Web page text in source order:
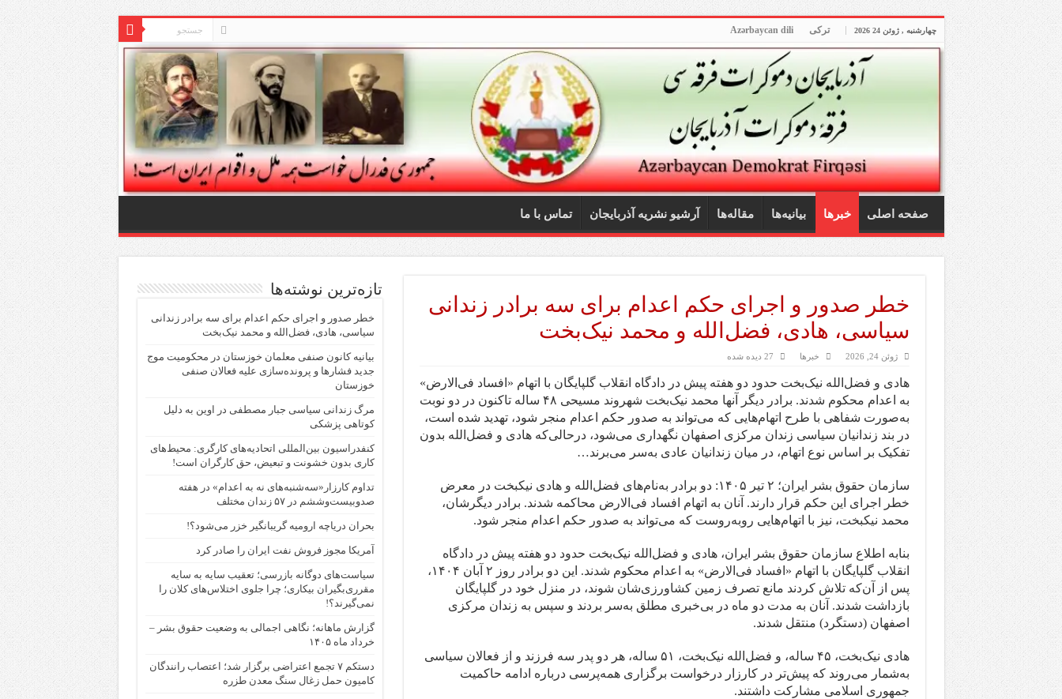
چهارشنبه , ژوئن 24 2026 ترکی Azərbaycan dili
صفحه اصلی خبرها بیانیه‌ها مقاله‌ها آرشیو نشریه آذربایجان تماس با ما
خطر صدور و اجرای حکم اعدام برای سه برادر زندانی
سیاسی، هادی، فضل‌الله و محمد نیک‌بخت
ژوئن 24, 2026 خبرها 27 دیده شده
هادی و فضل‌الله نیک‌بخت حدود دو هفته پیش در دادگاه انقلاب گلپایگان با اتهام «افساد فی‌الارض»
به اعدام محکوم شدند. برادر دیگر آنها محمد نیک‌بخت شهروند مسیحی ۴۸ ساله تاکنون در دو نوبت
به‌صورت شفاهی با طرح اتهام‌هایی که می‌تواند به صدور حکم اعدام منجر شود، تهدید شده است،
در بند زندانیان سیاسی زندان مرکزی اصفهان نگهداری می‌شود، درحالی‌که هادی و فضل‌الله بدون
تفکیک بر اساس نوع اتهام، در میان زندانیان عادی به‌سر می‌برند…
سازمان حقوق بشر ایران؛ ۲ تیر ۱۴۰۵: دو برادر به‌نام‌های فضل‌الله و هادی نیکبخت در معرض
خطر اجرای این حکم قرار دارند. آنان به اتهام افساد فی‌الارض محاکمه شدند. برادر دیگرشان،
محمد نیکبخت، نیز با اتهام‌هایی روبه‌روست که می‌تواند به صدور حکم اعدام منجر شود.
بنابه اطلاع سازمان حقوق بشر ایران، هادی و فضل‌الله نیک‌بخت حدود دو هفته پیش در دادگاه
انقلاب گلپایگان با اتهام «افساد فی‌الارض» به اعدام محکوم شدند. این دو برادر روز ۲ آبان ۱۴۰۴،
پس از آن‌که تلاش کردند مانع تصرف زمین کشاورزی‌شان شوند، در منزل خود در گلپایگان
بازداشت شدند. آنان به مدت دو ماه در بی‌خبری مطلق به‌سر بردند و سپس به زندان مرکزی
اصفهان (دستگرد) منتقل شدند.
هادی نیک‌بخت، ۴۵ ساله، و فضل‌الله نیک‌بخت، ۵۱ ساله، هر دو پدر سه فرزند و از فعالان سیاسی
به‌شمار می‌روند که پیش‌تر در کارزار درخواست برگزاری همه‌پرسی درباره ادامه حاکمیت
جمهوری اسلامی مشارکت داشتند.
تازه‌ترین نوشته‌ها
خطر صدور و اجرای حکم اعدام برای سه برادر زندانی
سیاسی، هادی، فضل‌الله و محمد نیک‌بخت
بیانیه کانون صنفی معلمان خوزستان در محکومیت موج
جدید فشارها و پرونده‌سازی علیه فعالان صنفی
خوزستان
مرگ زندانی سیاسی جبار مصطفی در اوین به دلیل
کوتاهی پزشکی
کنفدراسیون بین‌المللی اتحادیه‌های کارگری: محیط‌های
کاری بدون خشونت و تبعیض، حق کارگران است!
تداوم کارزار«سه‌شنبه‌های نه به اعدام» در هفته
صدوبیست‌وششم در ۵۷ زندان مختلف
بحران دریاچه ارومیه گریبانگیر خزر می‌شود؟!
آمریکا مجوز فروش نفت ایران را صادر کرد
سیاست‌های دوگانه بازرسی؛ تعقیب سایه به سایه
مقرری‌بگیران بیکاری؛ چرا جلوی اختلاس‌های کلان را
نمی‌گیرند؟!
گزارش ماهانه؛ نگاهی اجمالی به وضعیت حقوق بشر –
خرداد ماه ۱۴۰۵
دستکم ۷ تجمع اعتراضی برگزار شد؛ اعتصاب رانندگان
کامیون حمل زغال سنگ معدن طزره